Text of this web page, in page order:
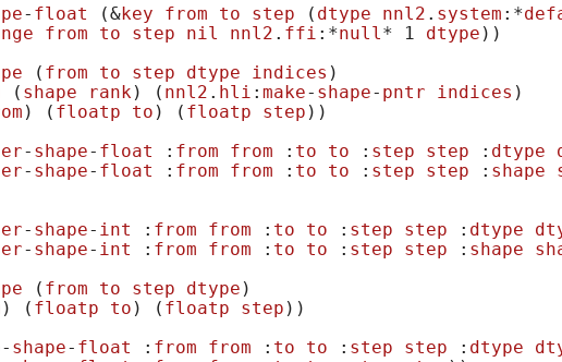
- float (&key from to step ( dtype nnl2 . system :*
from to step nil nnl2 . ffi :*null * 1 dtype ) )
( from to step dtype indices )
( shape rank ) ( nnl2 . hli : make- shape- pntr indices )
) ( floatp to ) ( floatp step ) )
- shape- float : from from : to to : step step : dtype
- shape- float : from from : to to : step step : shape
- shape- int : from from : to to : step step : dtype
- shape- int : from from : to to : step step : shape
( from to step dtype )
) ( floatp to ) ( floatp step ) )
- shape- float : from from : to to : step step : dtype